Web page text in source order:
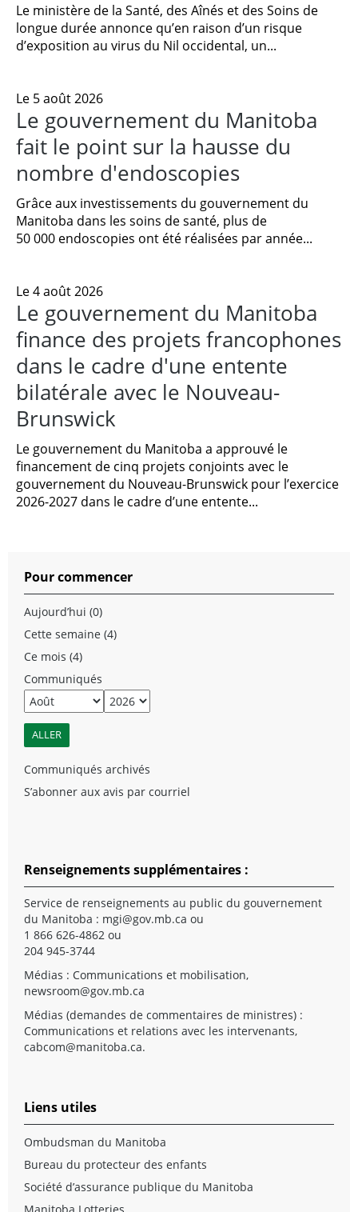
Le ministère de la Santé, des Aînés et des Soins de
longue durée annonce qu’en raison d’un risque
d’exposition au virus du Nil occidental, un...
Le 5 août 2026
Le gouvernement du Manitoba
fait le point sur la hausse du
nombre d'endoscopies
Grâce aux investissements du gouvernement du
Manitoba dans les soins de santé, plus de
50 000 endoscopies ont été réalisées par année...
Le 4 août 2026
Le gouvernement du Manitoba
finance des projets francophones
dans le cadre d'une entente
bilatérale avec le Nouveau-
Brunswick
Le gouvernement du Manitoba a approuvé le
financement de cinq projets conjoints avec le
gouvernement du Nouveau-Brunswick pour l’exercice
2026-2027 dans le cadre d’une entente...
Pour commencer
Aujourd’hui (0)
Cette semaine (4)
Ce mois (4)
Communiqués
Communiqués archivés
S’abonner aux avis par courriel
Renseignements supplémentaires :
Service de renseignements au public du gouvernement
du Manitoba : mgi@gov.mb.ca ou
1 866 626-4862 ou
204 945-3744
Médias : Communications et mobilisation,
newsroom@gov.mb.ca
Médias (demandes de commentaires de ministres) :
Communications et relations avec les intervenants,
cabcom@manitoba.ca.
Liens utiles
Ombudsman du Manitoba
Bureau du protecteur des enfants
Société d’assurance publique du Manitoba